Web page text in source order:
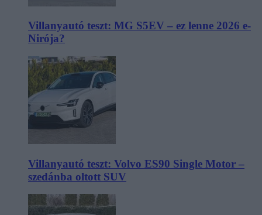
Villanyautó teszt: MG S5EV – ez lenne 2026 e-
Nirója?
Villanyautó teszt: Volvo ES90 Single Motor –
szedánba oltott SUV